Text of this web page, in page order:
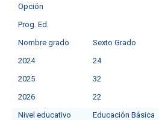
Opción
Prog. Ed.
Nombre grado
Sexto Grado
2024
24
2025
32
2026
22
Nivel educativo
Educación Básica